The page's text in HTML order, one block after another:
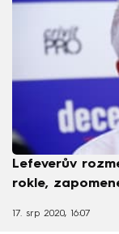
Lefeverův
rokle,
17. srp 2020, 16:07